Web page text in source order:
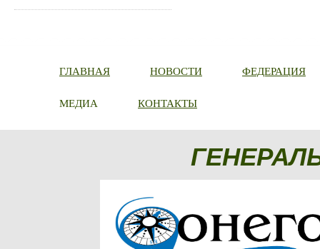
ГЛАВНАЯ НОВОСТИ ФЕДЕРАЦИЯ
МЕДИА КОНТАКТЫ